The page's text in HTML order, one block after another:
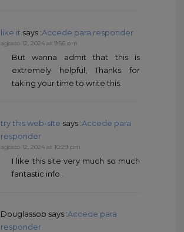
like it says :Accede para responder
agosto 12, 2024 at 9:56 pm
But wanna admit that this is
extremely helpful, Thanks for
taking your time to write this.
try this web-site says :Accede para
responder
agosto 12, 2024 at 10:29 pm
I like this site very much so much
fantastic info .
Douglassob says :Accede para
responder